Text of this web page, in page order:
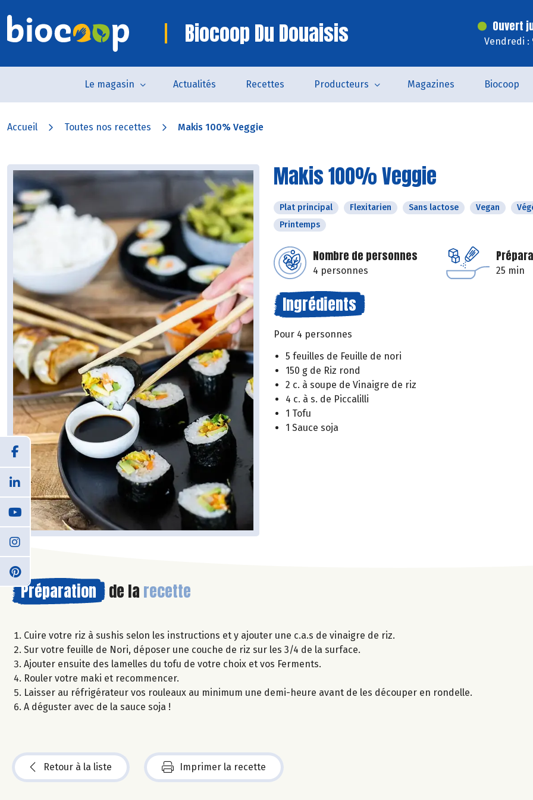
Biocoop Du Douaisis Ouvert
Vendredi :
Le magasin Actualités Recettes Producteurs Magazines Biocoop
Accueil Toutes nos recettes Makis 100% Veggie
Makis 100% Veggie
Plat principal Flexitarien Sans lactose Vegan
Printemps
Nombre de personnes
4 personnes 25 min
Ingrédients
Pour 4 personnes
5 feuilles de Feuille de nori
150 g de Riz rond
2 c. à soupe de Vinaigre de riz
4 c. à s. de Piccalilli
1 Tofu
1 Sauce soja
Préparation de la recette
Cuire votre riz à sushis selon les instructions et y ajouter une c.a.s de vinaigre de riz.
Sur votre feuille de Nori, déposer une couche de riz sur les 3/4 de la surface.
Ajouter ensuite des lamelles du tofu de votre choix et vos Ferments.
Rouler votre maki et recommencer.
Laisser au réfrigérateur vos rouleaux au minimum une demi-heure avant de les découper en rondelle.
A déguster avec de la sauce soja !
Retour à la liste Imprimer la recette